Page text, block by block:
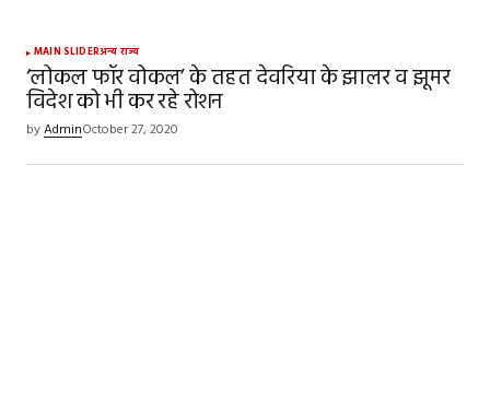
MAIN SLIDERअन्य राज्य
‘लोकल फॉर वोकल’ के तहत देवरिया के झालर व झूमर
विदेश को भी कर रहे रोशन
byAdminOctober 27, 2020